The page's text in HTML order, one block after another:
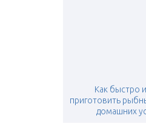
Как быстро
приготовить
домашних